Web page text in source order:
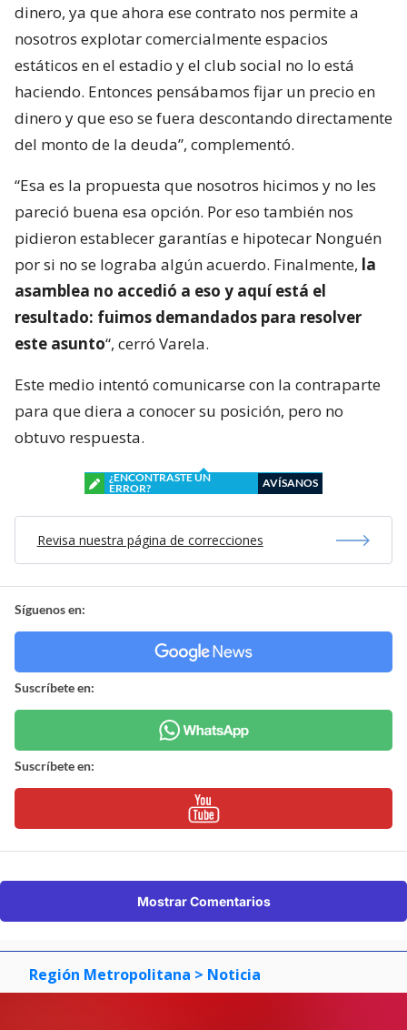
dinero, ya que ahora ese contrato nos permite a
nosotros explotar comercialmente espacios
estáticos en el estadio y el club social no lo está
haciendo. Entonces pensábamos fijar un precio en
dinero y que eso se fuera descontando directamente
del monto de la deuda”, complementó.
“Esa es la propuesta que nosotros hicimos y no les
pareció buena esa opción. Por eso también nos
pidieron establecer garantías e hipotecar Nonguén
por si no se lograba algún acuerdo. Finalmente, la
asamblea no accedió a eso y aquí está el
resultado: fuimos demandados para resolver
este asunto“, cerró Varela.
Este medio intentó comunicarse con la contraparte
para que diera a conocer su posición, pero no
obtuvo respuesta.
¿ENCONTRASTE UN
ERROR?
AVÍSANOS
Revisa nuestra página de correcciones
Síguenos en:
Suscríbete en:
Suscríbete en:
Mostrar Comentarios
Región Metropolitana > Noticia